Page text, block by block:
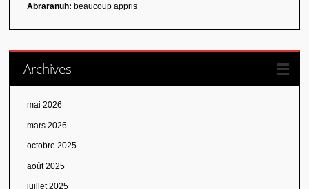
Abraranuh: beaucoup appris
Archives
mai 2026
mars 2026
octobre 2025
août 2025
juillet 2025